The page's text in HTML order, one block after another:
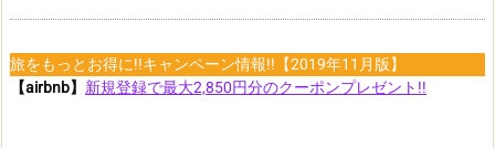
旅をもっとお得に!!キャンペーン情報!!【2019年11月版】
【airbnb】 新規登録で最大2,850円分のクーポンプレゼント!!